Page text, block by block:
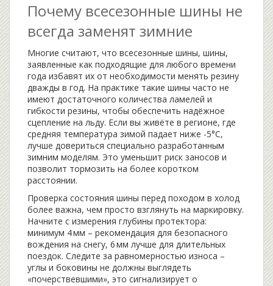
Почему всесезонные шины не
всегда заменят зимние
Многие считают, что всесезонные шины, шины,
заявленные как подходящие для любого времени
года избавят их от необходимости менять резину
дважды в год. На практике такие шины часто не
имеют достаточного количества ламелей и
гибкости резины, чтобы обеспечить надёжное
сцепление на льду. Если вы живёте в регионе, где
средняя температура зимой падает ниже -5°C,
лучше довериться специально разработанным
зимним моделям. Это уменьшит риск заносов и
позволит тормозить на более коротком
расстоянии.
Проверка состояния шины перед походом в холод
более важна, чем просто взглянуть на маркировку.
Начните с измерения глубины протектора:
минимум 4 мм – рекомендация для безопасного
вождения на снегу, 6 мм лучше для длительных
поездок. Следите за равномерностью износа –
углы и боковины не должны выглядеть
«почерствевшими», это сигнализирует о